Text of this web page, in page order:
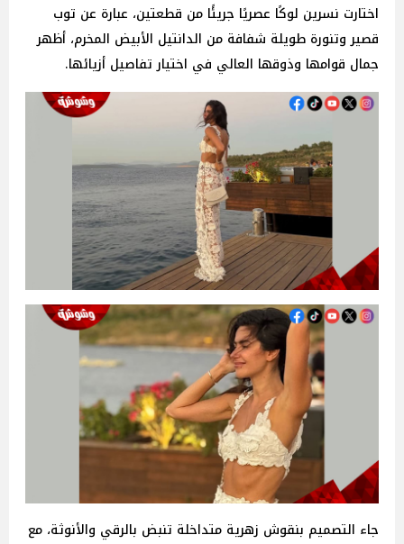
اختارت نسرين لوكًا عصريًا جريئًا من قطعتين، عبارة عن توب
قصير وتنورة طويلة شفافة من الدانتيل الأبيض المخرم، أظهر
جمال قوامها وذوقها العالي في اختيار تفاصيل أزيائها.
جاء التصميم بنقوش زهرية متداخلة تنبض بالرقي والأنوثة، مع